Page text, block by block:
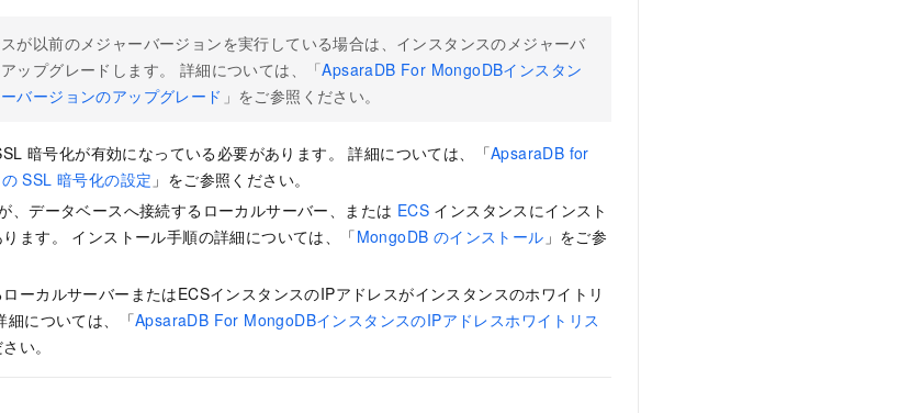
が以前のメジャーバージョンを実行している場合は、インスタンスのメジャーバ
ップグレードします。 詳細については、「ApsaraDB For MongoDBインスタン
バージョンのアップグレード 」をご参照ください。
暗号化が有効になっている必要があります。 詳細については、「ApsaraDB for
SSL 暗号化の設定 」をご参照ください。
、データベースへ接続するローカルサーバー、または ECS インスタンスにインスト
ます。 インストール手順の詳細については、「MongoDB のインストール 」をご参
ーカルサーバーまたはECSインスタンスのIPアドレスがインスタンスのホワイトリ
細については、「ApsaraDB For MongoDBインスタンスのIPアドレスホワイトリス
い。